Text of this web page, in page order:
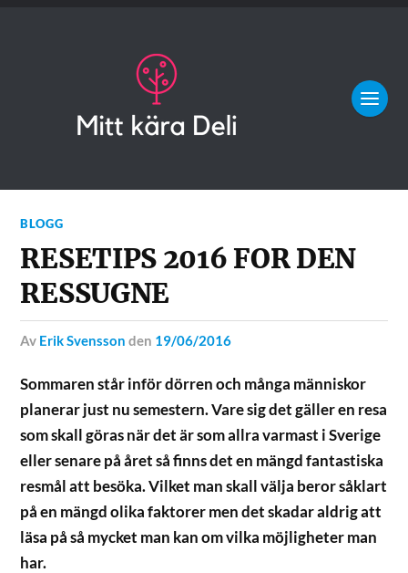
BLOGG
RESETIPS 2016 FOR DEN
RESSUGNE
av Erik Svensson den 19/06/2016
Sommaren står inför dörren och många människor
planerar just nu semestern. Vare sig det gäller en resa
som skall göras när det är som allra varmast i Sverige
eller senare på året så finns det en mängd fantastiska
resmål att besöka. Vilket man skall välja beror såklart
på en mängd olika faktorer men det skadar aldrig att
läsa på så mycket man kan om vilka möjligheter man
har.